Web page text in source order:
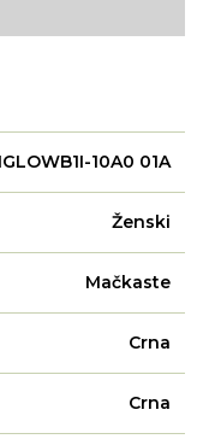
10A0 01A
Ženski
Mačkaste
Crna
Crna